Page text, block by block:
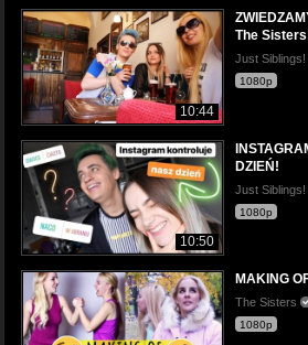
10:44
The
Just Siblings!
1080p
10:50
DZIEŃ!
Just Siblings!
1080p
MAKING
The Sisters
1080p